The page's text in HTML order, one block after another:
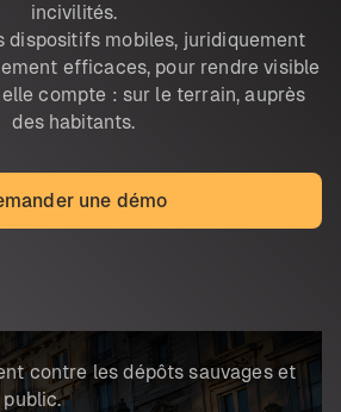
incivilités.
dispositifs mobiles, juridiquement
efficaces, pour rendre visible
compte : sur le terrain, auprès
des habitants.
une démo
contre les dépôts sauvages et
public.